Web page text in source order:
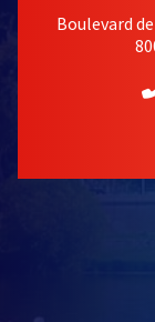
Boulevard